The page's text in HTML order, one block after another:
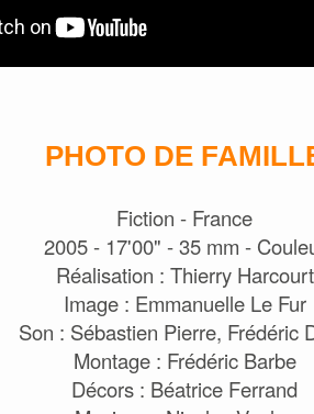
PHOTO DE
Fiction - France
2005 - 17'00" - 35 mm -
Réalisation : Thierry Harcourt
Image : Emmanuelle Le Fur
Son : Sébastien Pierre, Frédéric
Montage : Frédéric Barbe
Décors : Béatrice Ferrand